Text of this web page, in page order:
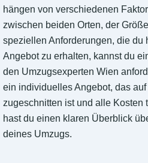
hängen von verschiedenen
zwischen beiden Orten, der
speziellen Anforderungen, die du
Angebot zu erhalten, kannst du
den Umzugsexperten Wien
ein individuelles Angebot, das
zugeschnitten ist und alle Kosten
hast du einen klaren Überblick
deines Umzugs.